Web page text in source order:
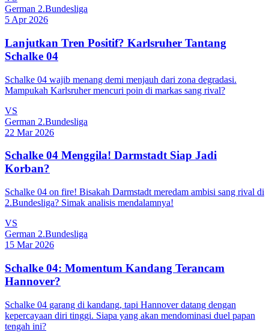
German 2.Bundesliga
5 Apr 2026
Lanjutkan Tren Positif? Karlsruher Tantang
Schalke 04
Schalke 04 wajib menang demi menjauh dari zona degradasi.
Mampukah Karlsruher mencuri poin di markas sang rival?
VS
German 2.Bundesliga
22 Mar 2026
Schalke 04 Menggila! Darmstadt Siap Jadi
Korban?
Schalke 04 on fire! Bisakah Darmstadt meredam ambisi sang rival di
2.Bundesliga? Simak analisis mendalamnya!
VS
German 2.Bundesliga
15 Mar 2026
Schalke 04: Momentum Kandang Terancam
Hannover?
Schalke 04 garang di kandang, tapi Hannover datang dengan
kepercayaan diri tinggi. Siapa yang akan mendominasi duel papan
tengah ini?